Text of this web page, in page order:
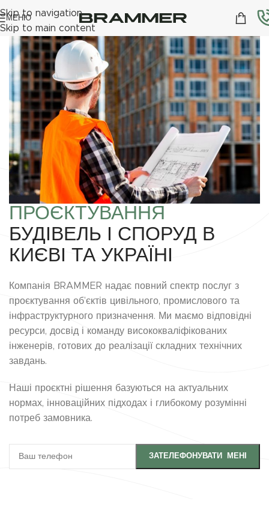
Skip to navigation
Skip to main content
МЕНЮ
ПРОЄКТУВАННЯ
БУДІВЕЛЬ І СПОРУД В
КИЄВІ ТА УКРАЇНІ
Компанія BRAMMER надає повний спектр послуг з
проєктування об’єктів цивільного, промислового та
інфраструктурного призначення. Ми маємо відповідні
ресурси, досвід і команду висококваліфікованих
інженерів, готових до реалізації складних технічних
завдань.
Наші проєктні рішення базуються на актуальних
нормах, інноваційних підходах і глибокому розумінні
потреб замовника.